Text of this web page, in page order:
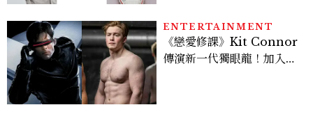
ENTERTAINMENT
《戀愛修課》Kit Connor
傳演新一代獨眼龍！加入新